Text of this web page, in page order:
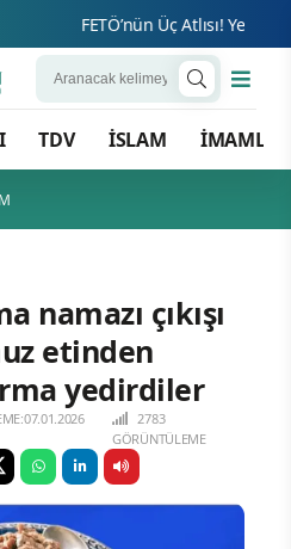
FETÖ’nün Üç Atlısı! Yeni
TDV İSLAM İMAMLAR
namazı çıkışı
etinden
yedirdiler
2783
GÖRÜNTÜLEME